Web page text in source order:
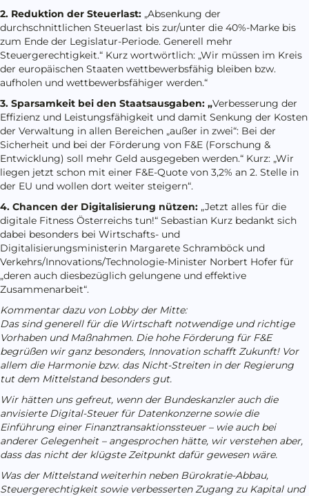
2. Reduktion der Steuerlast: „Absenkung der
durchschnittlichen Steuerlast bis zur/unter die 40%-Marke bis
zum Ende der Legislatur-Periode. Generell mehr
Steuergerechtigkeit.“ Kurz wortwörtlich: „Wir müssen im Kreis
der europäischen Staaten wettbewerbsfähig bleiben bzw.
aufholen und wettbewerbsfähiger werden.“
3. Sparsamkeit bei den Staatsausgaben: „Verbesserung der
Effizienz und Leistungsfähigkeit und damit Senkung der Kosten
der Verwaltung in allen Bereichen „außer in zwei“: Bei der
Sicherheit und bei der Förderung von F&E (Forschung &
Entwicklung) soll mehr Geld ausgegeben werden.“ Kurz: „Wir
liegen jetzt schon mit einer F&E-Quote von 3,2% an 2. Stelle in
der EU und wollen dort weiter steigern“.
4. Chancen der Digitalisierung nützen: „Jetzt alles für die
digitale Fitness Österreichs tun!“ Sebastian Kurz bedankt sich
dabei besonders bei Wirtschafts- und
Digitalisierungsministerin Margarete Schramböck und
Verkehrs/Innovations/Technologie-Minister Norbert Hofer für
„deren auch diesbezüglich gelungene und effektive
Zusammenarbeit“.
Kommentar dazu von Lobby der Mitte:
Das sind generell für die Wirtschaft notwendige und richtige
Vorhaben und Maßnahmen. Die hohe Förderung für F&E
begrüßen wir ganz besonders, Innovation schafft Zukunft! Vor
allem die Harmonie bzw. das Nicht-Streiten in der Regierung
tut dem Mittelstand besonders gut.
Wir hätten uns gefreut, wenn der Bundeskanzler auch die
anvisierte Digital-Steuer für Datenkonzerne sowie die
Einführung einer Finanztransaktionssteuer – wie auch bei
anderer Gelegenheit – angesprochen hätte, wir verstehen aber,
dass das nicht der klügste Zeitpunkt dafür gewesen wäre.
Was der Mittelstand weiterhin neben Bürokratie-Abbau,
Steuergerechtigkeit sowie verbesserten Zugang zu Kapital und